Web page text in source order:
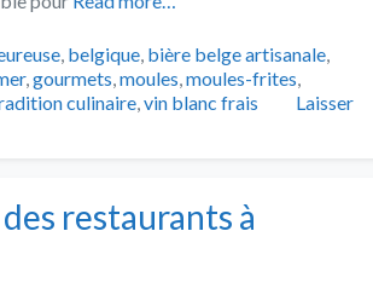
, belgique, bière belge artisanale,
,gourmets,moules,moules-frites,
culinaire,vin blanc frais
Laisser
restaurants à